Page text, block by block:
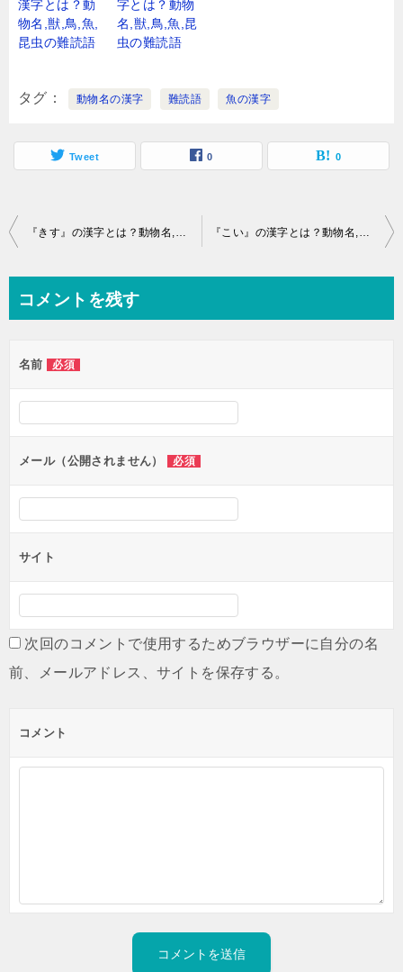
漢字とは？動
物名,獣,鳥,魚,
昆虫の難読語
字とは？動物
名,獣,鳥,魚,昆
虫の難読語
タグ 動物名の漢字 難読語 魚の漢字
Tweet 0 0
投
ビ
ー
シ
ン
『きす』の漢字とは？動物名,獣,鳥,魚,昆虫の難読語 『こい』の漢字とは？動物名,獣,鳥,魚,昆虫の難読語
コメントを残す
名前 必須
メール（公開されません） 必須
サイト
次回のコメントで使用するためブラウザーに自分の名
前、メールアドレス、サイトを保存する。
コメント